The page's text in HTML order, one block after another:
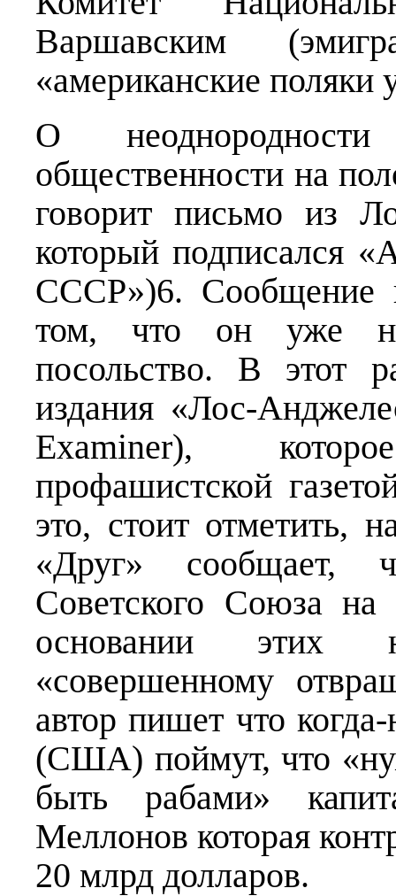
Варшавским
«американские поляки
О
общественности на
говорит письмо из
который подписался
СССР»)6. Сообщение
том, что он уже
посольство. В этот
издания «Лос-
Examiner),
профашистской
это, стоит отметить,
«Друг» сообщает,
Советского Союза
основании этих
«совершенному
автор пишет что
(США) поймут, что
быть рабами»
Меллонов которая
20 млрд долларов.